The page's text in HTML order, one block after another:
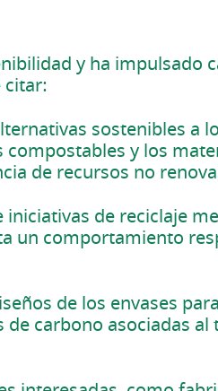
y ha impulsado
citar:
sostenibles a
compostables y los
de recursos no
de reciclaje
un comportamiento
de los envases
carbono asociadas